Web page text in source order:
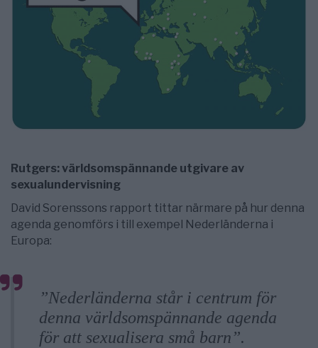
Rutgers: världsomspännande utgivare av
sexualundervisning
David Sorenssons rapport tittar närmare på hur denna
agenda genomförs i till exempel Nederländerna i
Europa:
”Nederländerna står i centrum för
denna världsomspännande agenda
för att sexualisera små barn”.